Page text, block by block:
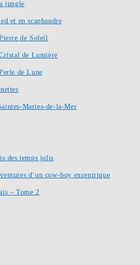
jungle
et en scaphandre
de Soleil
de Lumière
de Lune
Maries-de-la-Mer
des temps jolis
d’un cow-boy excentrique
– Tome 2